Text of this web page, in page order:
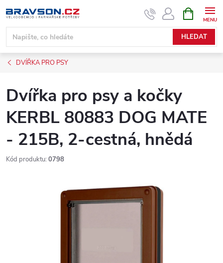
na
obsah
HLEDAT
NÁKUPNÍ
KOŠÍK
DVÍŘKA PRO PSY
Dvířka pro psy a kočky
KERBL 80883 DOG MATE
- 215B, 2-cestná, hnědá
Kód produktu: 0798